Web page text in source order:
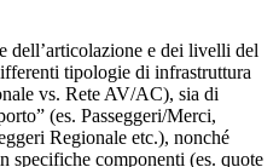
dell’articolazione e dei livelli del
tipologie di infrastruttura
vs. Rete AV/AC), sia di
(es. Passeggeri/Merci,
Regionale etc.), nonché
specifiche componenti (es. quote